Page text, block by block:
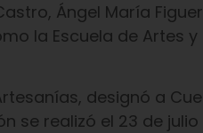
Ángel María
la Escuela de Artes
designó a
se realizó el 23 de julio